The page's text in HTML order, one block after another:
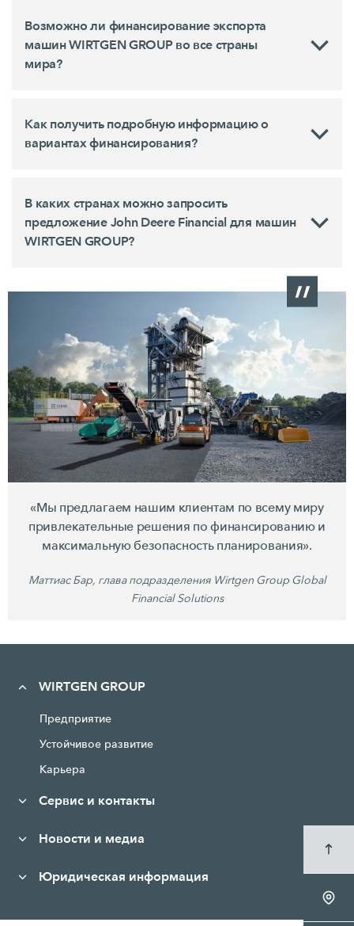
Возможно ли финансирование экспорта
машин WIRTGEN GROUP во все страны
мира?
Как получить подробную информацию о
вариантах финансирования?
В каких странах можно запросить
предложение John Deere Financial для машин
WIRTGEN GROUP?
«Мы предлагаем нашим клиентам по всему миру
привлекательные решения по финансированию и
максимальную безопасность планирования».
Маттиас Бар, глава подразделения Wirtgen Group Global
Financial Solutions
WIRTGEN GROUP
Предприятие
Устойчивое развитие
Карьера
Сервис и контакты
Новости и медиа
Юридическая информация